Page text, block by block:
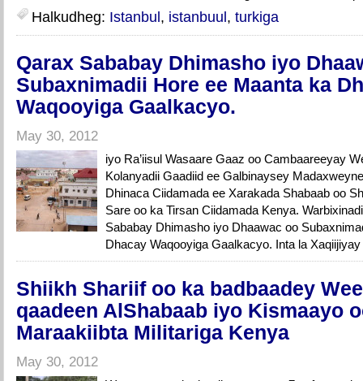
Halkudheg: Istanbul, istanbuul, turkiga
Qarax Sababay Dhimasho iyo
Subaxnimadii Hore ee Maanta ka
Waqooyiga Gaalkacyo.
May 30, 2012
iyo Ra’iisul Wasaare Gaaz oo Cambaareeyay
Kolanyadii Gaadiid ee Galbinaysey
Dhinaca Ciidamada ee Xarakada Shabaab oo
Sare oo ka Tirsan Ciidamada Kenya.
Sababay Dhimasho iyo Dhaawac oo
Dhacay Waqooyiga Gaalkacyo. Inta la
Shiikh Shariif oo ka badbaadey
qaadeen AlShabaab iyo Kismaayo
Maraakiibta Militariga Kenya
May 30, 2012